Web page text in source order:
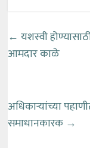
← यशस्वी
आमदार काळे
अधिकाऱ्यांच्या
समाधानकारक →